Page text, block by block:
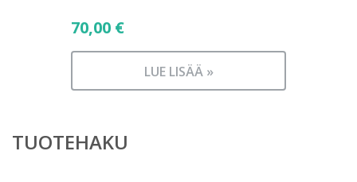
70,00 €
LUE LISÄÄ »
TUOTEHAKU